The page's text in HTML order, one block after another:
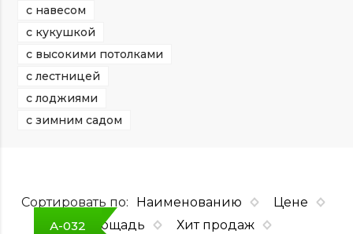
с навесом
с кукушкой
с высокими потолками
с лестницей
с лоджиями
с зимним садом
Сортировать по: Наименованию
Цене
Площадь
Хит продаж
А-032